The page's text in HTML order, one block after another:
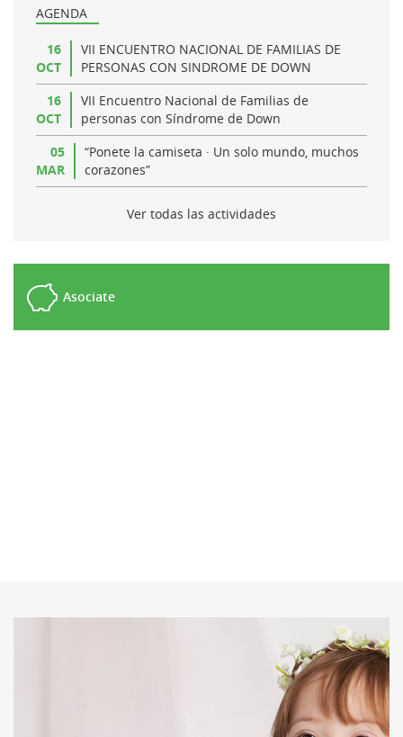
AGENDA
16
OCT
VII ENCUENTRO NACIONAL DE FAMILIAS DE
PERSONAS CON SINDROME DE DOWN
16
OCT
VII Encuentro Nacional de Familias de
personas con Síndrome de Down
05
MAR
“Ponete la camiseta · Un solo mundo, muchos
corazones”
Ver todas las actividades
Asociate